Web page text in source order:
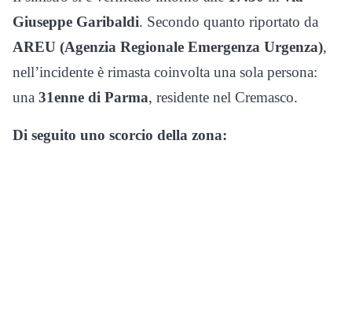
Giuseppe Garibaldi. Secondo quanto riportato da
AREU (Agenzia Regionale Emergenza Urgenza),
nell’incidente è rimasta coinvolta una sola persona:
una 31enne di Parma, residente nel Cremasco.
Di seguito uno scorcio della zona: